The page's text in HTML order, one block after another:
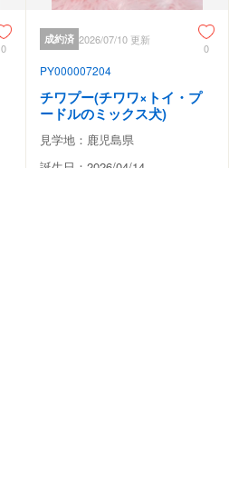
0
成約済 2026/07/10 更新
0
PY000007204
チワプー(チワワ×トイ・プ
ードルのミックス犬)
見学地：鹿児島県
誕生日：2026/04/14